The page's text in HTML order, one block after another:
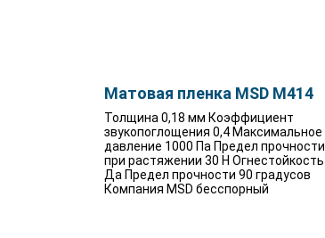
Матовая пленка MSD M414
Толщина 0,18 мм Коэффициент
звукопоглощения 0,4 Максимальное
давление 1000 Па Предел прочности
при растяжении 30 Н Огнестойкость
Да Предел прочности 90 градусов
Компания MSD бесспорный